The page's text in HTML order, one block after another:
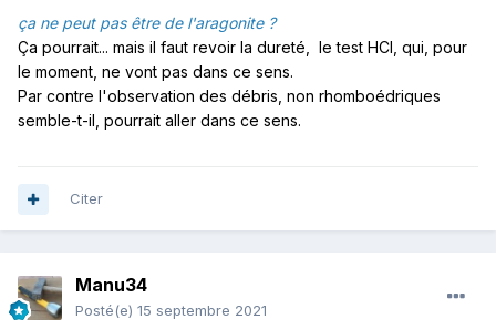
ça ne peut pas être de l'aragonite ?
Ça pourrait... mais il faut revoir la dureté, le test HCl, qui, pour
le moment, ne vont pas dans ce sens.
Par contre l'observation des débris, non rhomboédriques
semble-t-il, pourrait aller dans ce sens.
Citer
Manu34
Posté(e) 15 septembre 2021